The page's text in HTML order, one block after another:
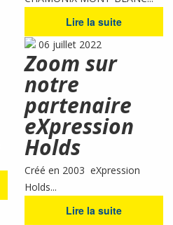
Lire la suite
06 juillet 2022
Zoom sur
notre
partenaire
eXpression
Holds
Créé en 2003 eXpression
Holds...
Lire la suite